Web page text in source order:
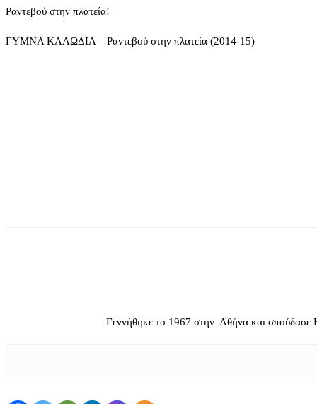
Ραντεβού στην πλατεία!
ΓΥΜΝΑ ΚΑΛΩΔΙΑ – Ραντεβού στην πλατεία (2014-15)
Γεννήθηκε το 1967 στην Αθήνα και σπούδασε